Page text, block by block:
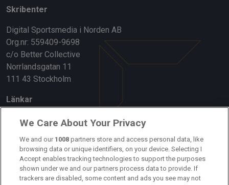
Skribenter
Digital Sportsmedia i Norden AB
Org.nr: 559409-9698
c/o Better Collective
Norrlandsgatan 11
111 43 Stockholm
Länkar
Om oss
Kontakta oss
Kundtjänst
Sponsor: Rekatochklart
We Care About Your Privacy
We and our 1008 partners store and access personal data, like
browsing data or unique identifiers, on your device. Selecting I
Accept enables tracking technologies to support the purposes
shown under we and our partners process data to provide. If
trackers are disabled, some content and ads you see may not